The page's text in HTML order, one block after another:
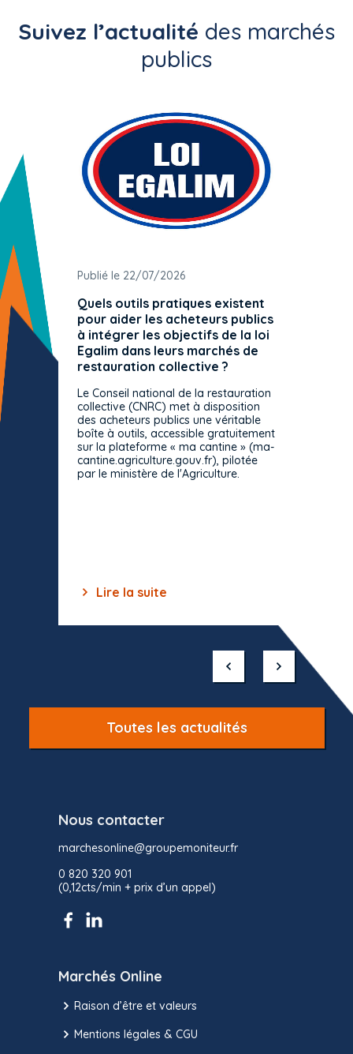
Suivez l’actualité des marchés
publics
Publié le 22/07/2026
Quels outils pratiques existent
pour aider les acheteurs publics
à intégrer les objectifs de la loi
Egalim dans leurs marchés de
restauration collective ?
Le Conseil national de la restauration
collective (CNRC) met à disposition
des acheteurs publics une véritable
boîte à outils, accessible gratuitement
sur la plateforme « ma cantine » (ma-
cantine.agriculture.gouv.fr), pilotée
par le ministère de l'Agriculture.
Lire la suite
Toutes les actualités
Nous contacter
marchesonline@groupemoniteur.fr
0 820 320 901
(0,12cts/min + prix d’un appel)
Marchés Online
Raison d’être et valeurs
Mentions légales & CGU